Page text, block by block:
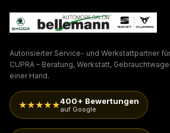
Autorisierter Service- und Werkstattpartner für
CUPRA – Beratung, Werkstatt,
einer Hand.
★★★★★400+ Bewertungen
auf Google